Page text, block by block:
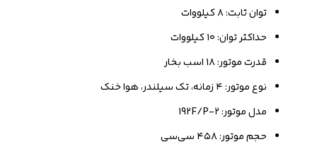
توان ثابت: ۸ کیلووات
حداکثر توان: ۱۰ کیلووات
قدرت موتور: ۱۸ اسب بخار
نوع موتور: ۴ زمانه، تک سیلندر، هوا خنک
مدل موتور: ۲-192F/P
حجم موتور: ۴۵۸ سی‌سی